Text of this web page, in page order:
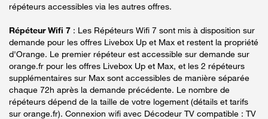
répéteurs accessibles via les autres offres.
Répéteur Wifi 7 : Les Répéteurs Wifi 7 sont mis à disposition sur
demande pour les offres Livebox Up et Max et restent la propriété
d'Orange. Le premier répéteur est accessible sur demande sur
orange.fr pour les offres Livebox Up et Max, et les 2 répéteurs
supplémentaires sur Max sont accessibles de manière séparée
chaque 72h après la demande précédente. Le nombre de
répéteurs dépend de la taille de votre logement (détails et tarifs
sur orange.fr). Connexion wifi avec Décodeur TV compatible : TV